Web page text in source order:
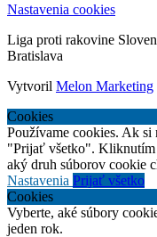
Nastavenia cookies
Liga proti rakovine
Bratislava
Vytvoril Melon Marketing
Cookies
Používame cookies. Ak
"Prijať všetko". Kliknutím
aký druh súborov cookie
Nastavenia Prijať všetko
Cookies
Vyberte, aké súbory
jeden rok.